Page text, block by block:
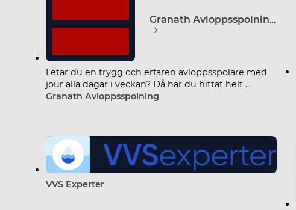
Granath Avloppsspolning AB
Letar du en trygg och erfaren avloppsspolare med
jour alla dagar i veckan? Då har du hittat helt ...
Granath Avloppsspolning
VVS Experter